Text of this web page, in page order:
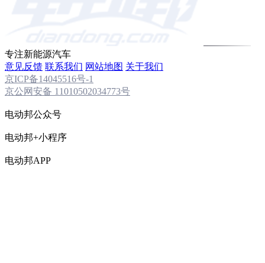
专注新能源汽车
意见反馈 联系我们 网站地图 关于我们
京ICP备14045516号-1
京公网安备 11010502034773号
电动邦公众号
电动邦+小程序
电动邦APP